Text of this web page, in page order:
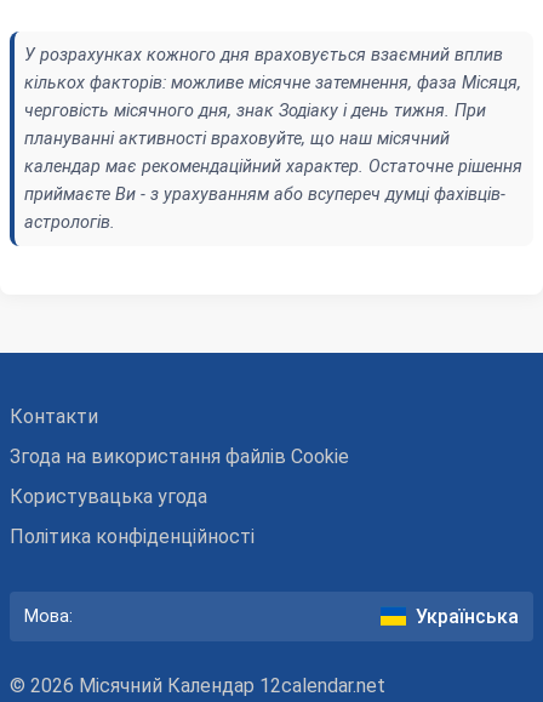
У розрахунках кожного дня враховується взаємний вплив
кількох факторів: можливе місячне затемнення, фаза Місяця,
черговість місячного дня, знак Зодіаку і день тижня. При
плануванні активності враховуйте, що наш місячний
календар має рекомендаційний характер. Остаточне рішення
приймаєте Ви - з урахуванням або всупереч думці фахівців-
астрологів.
Контакти
Згода на використання файлів Cookie
Користувацька угода
Політика конфіденційності
Мова: Українська
© 2026 Місячний Календар 12calendar.net